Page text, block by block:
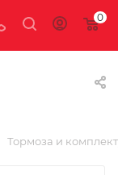
0
Тормоза и